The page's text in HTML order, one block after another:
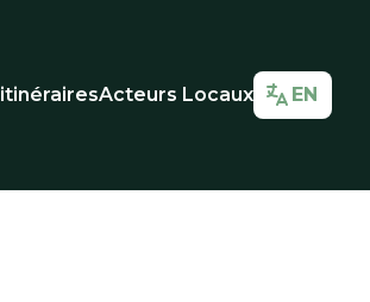
Acteurs Locaux EN